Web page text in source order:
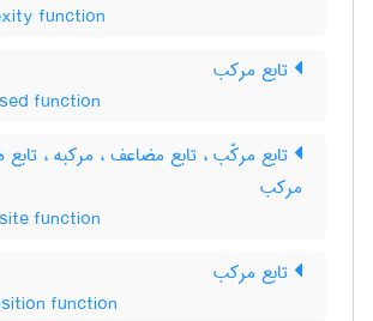
function
تابع مرکب
function
تابع مرکّب ، تابع مضاعف ، مرکبه ، تابع
مرکب
function
تابع مرکب
function